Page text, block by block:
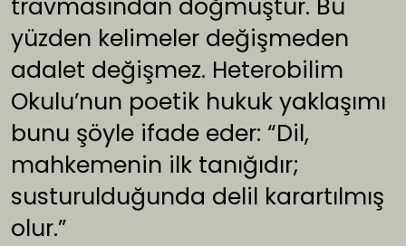
travmasından doğmuştur. Bu
yüzden kelimeler değişmeden
adalet değişmez. Heterobilim
Okulu’nun poetik hukuk yaklaşımı
bunu şöyle ifade eder: “Dil,
mahkemenin ilk tanığıdır;
susturulduğunda delil karartılmış
olur.”